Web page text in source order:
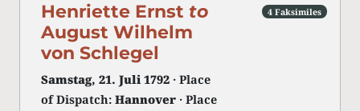
Henriette Ernst to
August Wilhelm
von Schlegel
Samstag, 21. Juli 1792 · Place
of Dispatch: Hannover · Place
4 Faksimiles